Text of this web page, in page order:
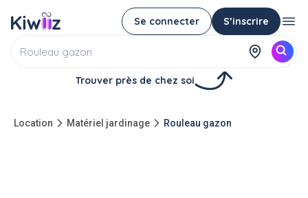
Se connecter S’inscrire
Trouver près de chez soi
Location Matériel jardinage Rouleau gazon